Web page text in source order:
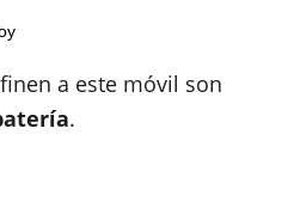
a este móvil son
.